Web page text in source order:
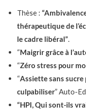
Thèse :
thérapeutique de
le cadre libéral”.
“Maigrir grâce à
“Zéro stress pour
“Assiette sans sucre
culpabiliser” Auto-
“HPI, Qui sont-ils